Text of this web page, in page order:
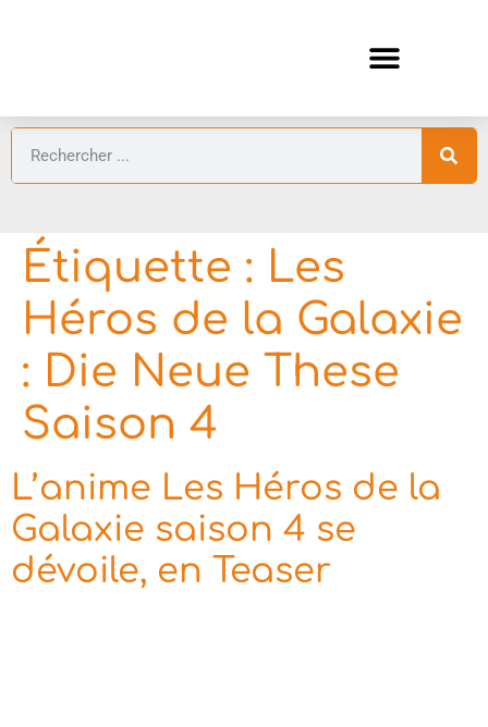
Étiquette : Les
Héros de la Galaxie
: Die Neue These
Saison 4
L’anime Les Héros de la
Galaxie saison 4 se
dévoile, en Teaser